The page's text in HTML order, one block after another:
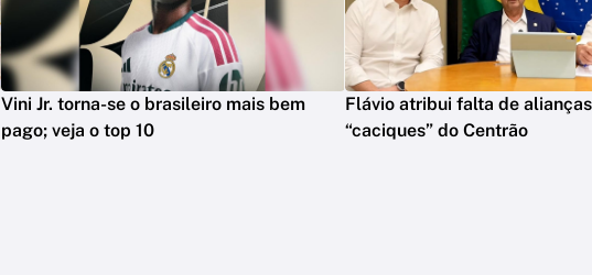
Vini Jr. torna-se o brasileiro mais bem
pago; veja o top 10
Flávio atribui falta de
“caciques” do Centrão